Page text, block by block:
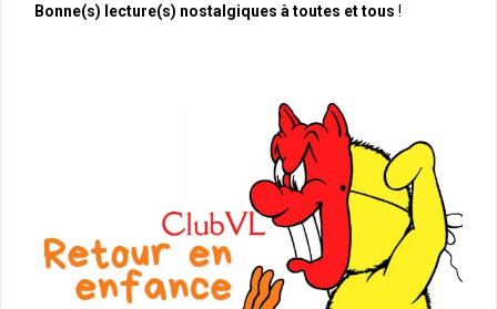
Bonne(s) lecture(s) nostalgiques à toutes et tous !